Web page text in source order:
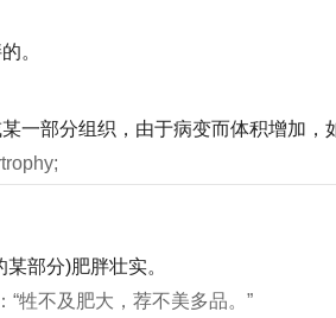
。
一部分组织，由于病变而体积增加，
部分)肥胖壮实。
“牲不及肥大，荐不美多品。”